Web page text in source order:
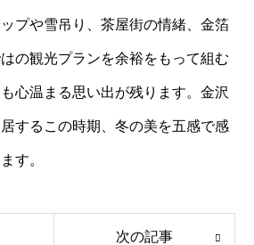
プや雪吊り、茶屋街の情緒、金箔
の観光プランを余裕をもって組む
心温まる思い出が残ります。金沢
するこの時期、冬の美を五感で感
す。
次の記事